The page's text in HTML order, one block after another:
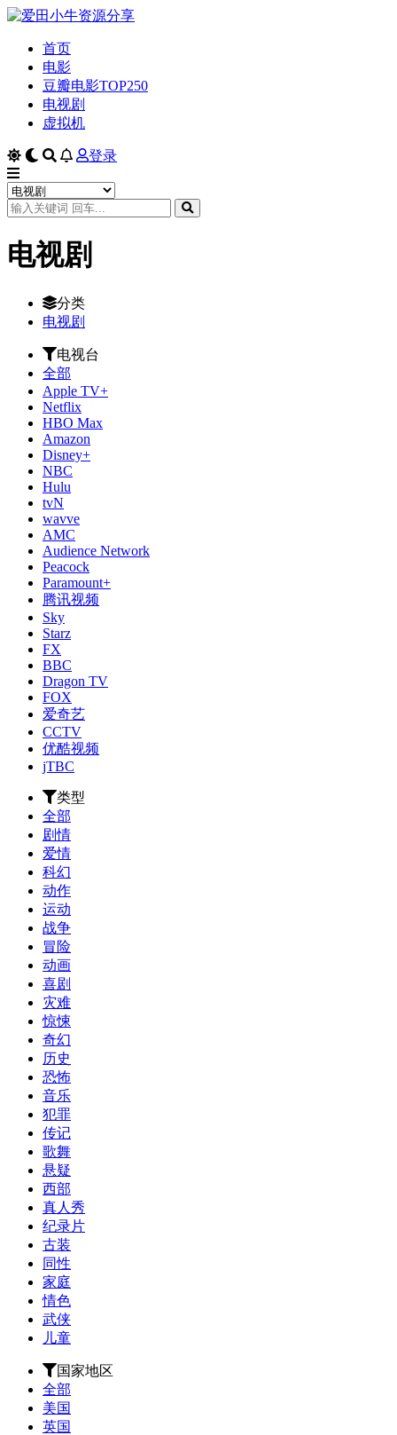
首页
电影
豆瓣电影TOP250
电视剧
虚拟机
登录
电视剧
分类
电视剧
电视台
全部
Apple TV+
Netflix
HBO Max
Amazon
Disney+
NBC
Hulu
tvN
wavve
AMC
Audience Network
Peacock
Paramount+
腾讯视频
Sky
Starz
FX
BBC
Dragon TV
FOX
爱奇艺
CCTV
优酷视频
jTBC
类型
全部
剧情
爱情
科幻
动作
运动
战争
冒险
动画
喜剧
灾难
惊悚
奇幻
历史
恐怖
音乐
犯罪
传记
歌舞
悬疑
西部
真人秀
纪录片
古装
同性
家庭
情色
武侠
儿童
国家地区
全部
美国
英国